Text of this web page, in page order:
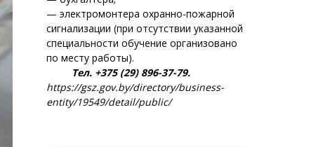
— электромонтера охранно-пожарной
сигнализации (при отсутствии указанной
специальности обучение организовано
по месту работы).
Тел. +375 (29) 896-37-79.
https://gsz.gov.by/directory/business-
entity/19549/detail/public/